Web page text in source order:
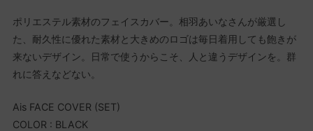
ポリエステル素材のフェイスカバー。相羽あいなさんが厳選し
た、耐久性に優れた素材と大きめのロゴは毎日着用しても飽きが
来ないデザイン。日常で使うからこそ、人と違うデザインを。群
れに答えなどない。
Ais FACE COVER (SET)
COLOR : BLACK